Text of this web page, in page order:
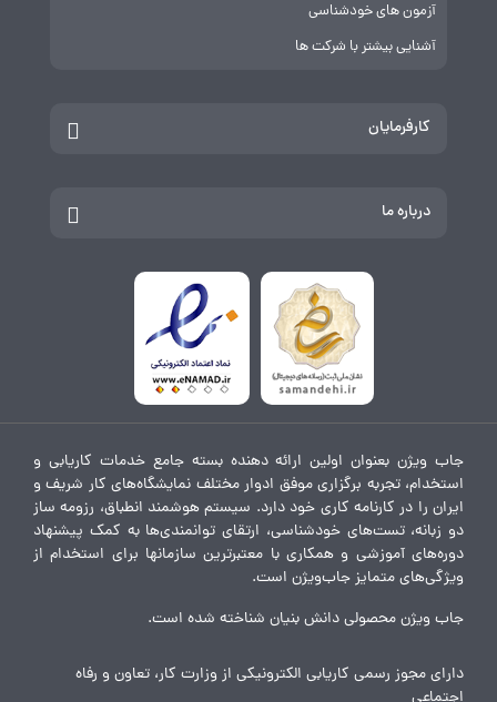
آزمون های خودشناسی
آشنایی بیشتر با شرکت ها
کارفرمایان
درباره ما
جاب ویژن بعنوان اولین ارائه دهنده بسته جامع خدمات کاریابی و
استخدام، تجربه برگزاری موفق ادوار مختلف نمایشگاه‌های کار شریف و
ایران را در کارنامه کاری خود دارد. سیستم هوشمند انطباق، رزومه ساز
دو زبانه، تست‌های خودشناسی، ارتقای توانمندی‌ها به کمک پیشنهاد
دوره‌های آموزشی و همکاری با معتبرترین سازمانها برای استخدام از
ویژگی‌های متمایز جاب‌ویژن است.
جاب ویژن محصولی دانش بنیان شناخته شده است.
دارای مجوز رسمی کاریابی الکترونیکی از وزارت کار، تعاون و رفاه